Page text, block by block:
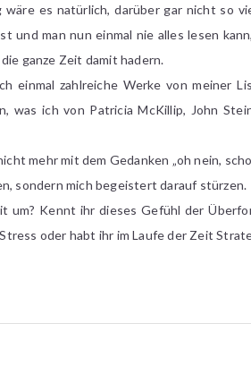
wäre es natürlich, darüber gar nicht so
und man nun einmal nie alles lesen
ganze Zeit damit hadern.
einmal zahlreiche Werke von meiner
was ich von Patricia McKillip, John
mehr mit dem Gedanken „oh nein,
sondern mich begeistert darauf stürzen.
um? Kennt ihr dieses Gefühl der
oder habt ihr im Laufe der Zeit